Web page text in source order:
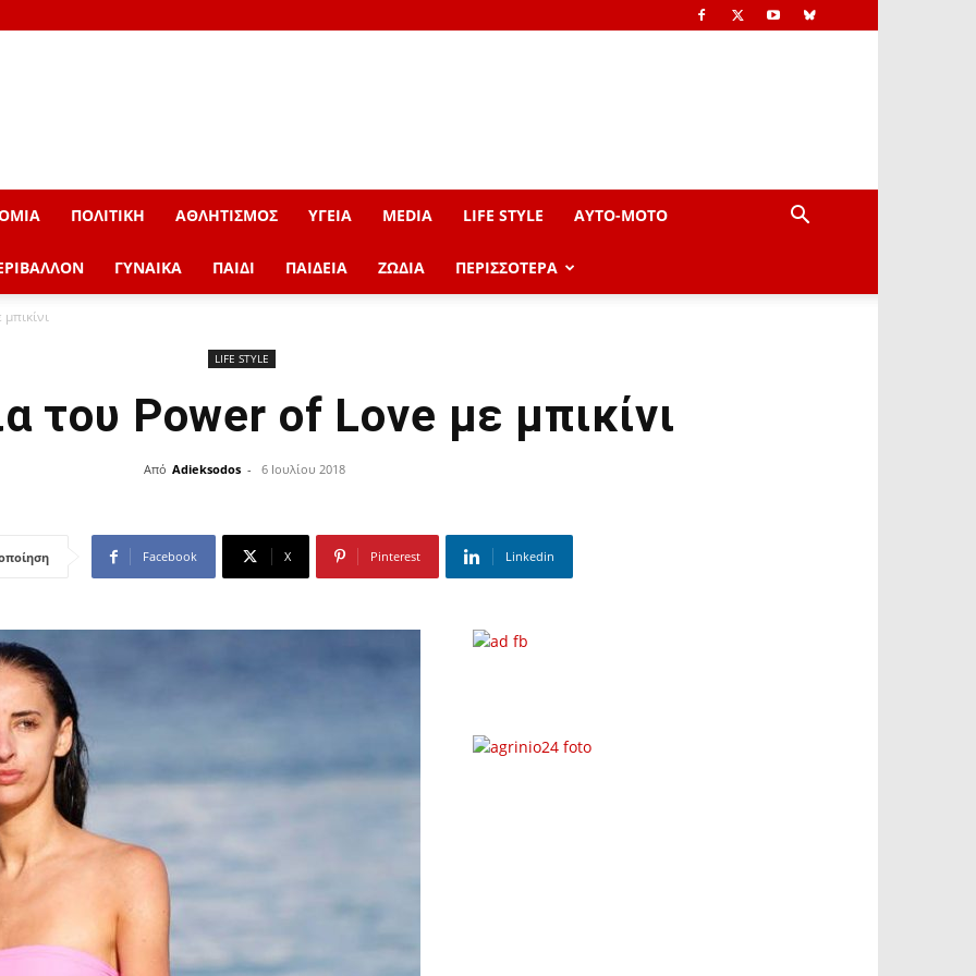
ΠΟΛΙΤΙΚΗ ΑΘΛΗΤΙΣΜΟΣ ΥΓΕΙΑ MEDIA LIFE STYLE AYTO-ΜOTO
ΓΥΝΑΙΚΑ ΠΑΙΔΙ ΠΑΙΔΕΙΑ ΖΩΔΙΑ ΠΕΡΙΣΣΟΤΕΡΑ
LIFE STYLE
του Power of Love με μπικίνι
Από Adieksodos - 6 Ιουλίου 2018
Facebook X Pinterest Linkedin